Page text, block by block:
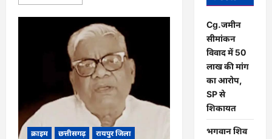
Cg.जमीन
सीमांकन
विवाद
में
50
लाख
की
मांग
का
आरोप,
SP
शिकायत
क्राइम छत्तीसगढ़ रायपुर जिला
Cg.जमीन
सीमांकन
विवाद में 50
लाख की मांग
का आरोप,
SP से
शिकायत
भगवान शिव